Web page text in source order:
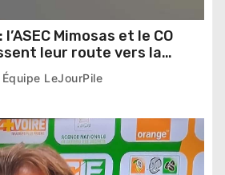
Mimosas et le CO
leur route vers la
Équipe LeJourPile